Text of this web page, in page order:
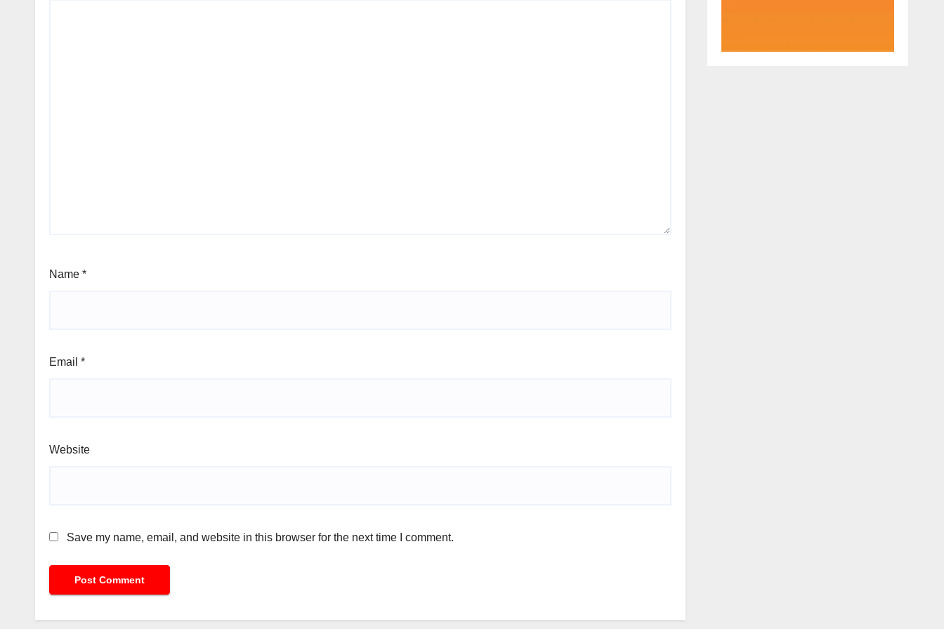
Name *
Email *
Website
Save my name, email, and website in this browser for the next time I comment.